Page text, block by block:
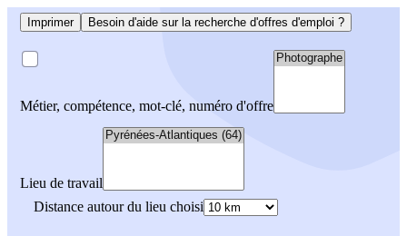
Imprimer Besoin d'aide sur la recherche d'offres d'emploi ?
Métier, compétence, mot-clé, numéro d'offre
Lieu de travail
Distance autour du lieu choisi